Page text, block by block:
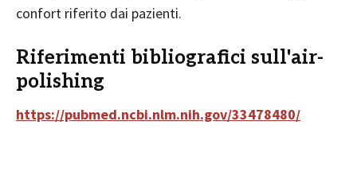
confort riferito dai pazienti.
Riferimenti bibliografici sull'air-
polishing
https://pubmed.ncbi.nlm.nih.gov/33478480/